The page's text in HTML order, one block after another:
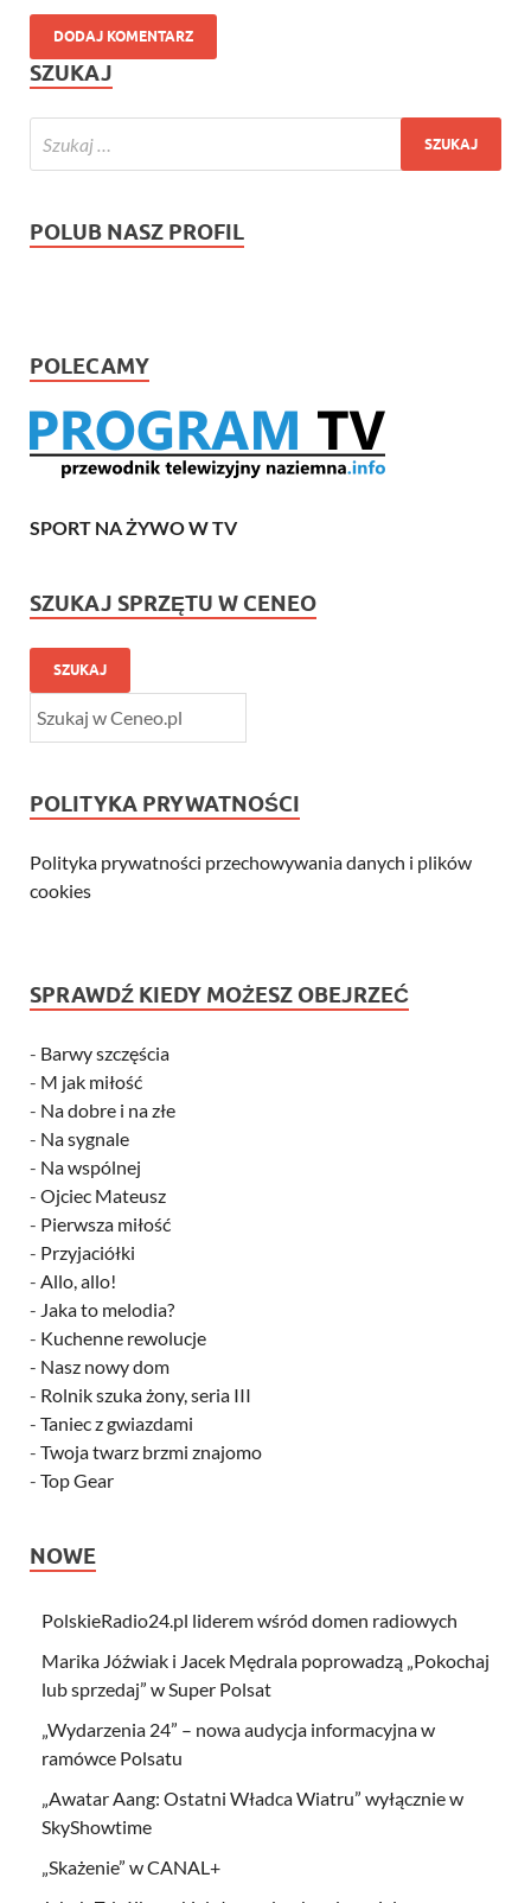
SZUKAJ
POLUB NASZ PROFIL
POLECAMY
SPORT NA ŻYWO W TV
SZUKAJ SPRZĘTU W CENEO
SZUKAJ
POLITYKA PRYWATNOŚCI
Polityka prywatności przechowywania danych i plików
cookies
SPRAWDŹ KIEDY MOŻESZ OBEJRZEĆ
- Barwy szczęścia
- M jak miłość
- Na dobre i na złe
- Na sygnale
- Na wspólnej
- Ojciec Mateusz
- Pierwsza miłość
- Przyjaciółki
- Allo, allo!
- Jaka to melodia?
- Kuchenne rewolucje
- Nasz nowy dom
- Rolnik szuka żony, seria III
- Taniec z gwiazdami
- Twoja twarz brzmi znajomo
- Top Gear
NOWE
PolskieRadio24.pl liderem wśród domen radiowych
Marika Jóźwiak i Jacek Mędrala poprowadzą „Pokochaj
lub sprzedaj” w Super Polsat
„Wydarzenia 24” – nowa audycja informacyjna w
ramówce Polsatu
„Awatar Aang: Ostatni Władca Wiatru” wyłącznie w
SkyShowtime
„Skażenie” w CANAL+